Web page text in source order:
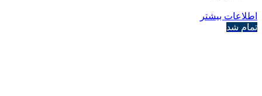
اطلاعات بیشتر
تمام شد